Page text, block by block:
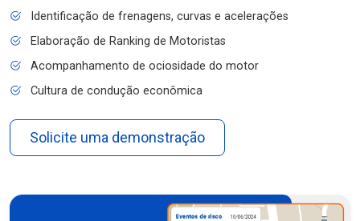
Identificação de frenagens, curvas e acelerações
Elaboração de Ranking de Motoristas
Acompanhamento de ociosidade do motor
Cultura de condução econômica
Solicite uma demonstração